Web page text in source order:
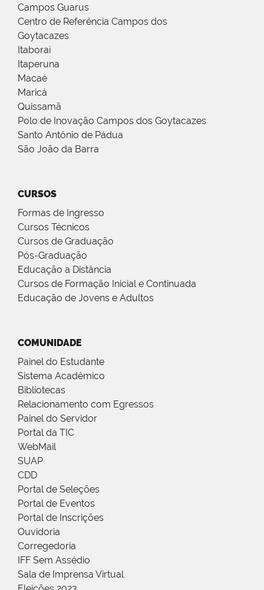
Campos Guarus
Centro de Referência Campos dos
Goytacazes
Itaboraí
Itaperuna
Macaé
Maricá
Quissamã
Polo de Inovação Campos dos Goytacazes
Santo Antônio de Pádua
São João da Barra
CURSOS
Formas de Ingresso
Cursos Técnicos
Cursos de Graduação
Pós-Graduação
Educação a Distância
Cursos de Formação Inicial e Continuada
Educação de Jovens e Adultos
COMUNIDADE
Painel do Estudante
Sistema Acadêmico
Bibliotecas
Relacionamento com Egressos
Painel do Servidor
Portal da TIC
WebMail
SUAP
CDD
Portal de Seleções
Portal de Eventos
Portal de Inscrições
Ouvidoria
Corregedoria
IFF Sem Assédio
Sala de Imprensa Virtual